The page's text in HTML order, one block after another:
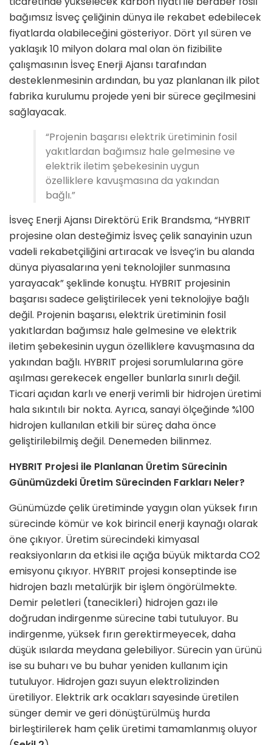
bağımsız İsveç çeliğinin dünya ile rekabet edebilecek
fiyatlarda olabileceğini gösteriyor. Dört yıl süren ve
yaklaşık 10 milyon dolara mal olan ön fizibilite
çalışmasının İsveç Enerji Ajansı tarafından
desteklenmesinin ardından, bu yaz planlanan ilk pilot
fabrika kurulumu projede yeni bir sürece geçilmesini
sağlayacak.
“Projenin başarısı elektrik üretiminin fosil
yakıtlardan bağımsız hale gelmesine ve
elektrik iletim şebekesinin uygun
özelliklere kavuşmasına da yakından
bağlı.”
İsveç Enerji Ajansı Direktörü Erik Brandsma, “HYBRIT
projesine olan desteğimiz İsveç çelik sanayinin uzun
vadeli rekabetçiliğini artıracak ve İsveç’in bu alanda
dünya piyasalarına yeni teknolojiler sunmasına
yarayacak” şeklinde konuştu. HYBRIT projesinin
başarısı sadece geliştirilecek yeni teknolojiye bağlı
değil. Projenin başarısı, elektrik üretiminin fosil
yakıtlardan bağımsız hale gelmesine ve elektrik
iletim şebekesinin uygun özelliklere kavuşmasına da
yakından bağlı. HYBRIT projesi sorumlularına göre
aşılması gerekecek engeller bunlarla sınırlı değil.
Ticari açıdan karlı ve enerji verimli bir hidrojen üretimi
hala sıkıntılı bir nokta. Ayrıca, sanayi ölçeğinde %100
hidrojen kullanılan etkili bir süreç daha önce
geliştirilebilmiş değil. Denemeden bilinmez.
HYBRIT Projesi ile Planlanan Üretim Sürecinin
Günümüzdeki Üretim Sürecinden Farkları Neler?
Günümüzde çelik üretiminde yaygın olan yüksek fırın
sürecinde kömür ve kok birincil enerji kaynağı olarak
öne çıkıyor. Üretim sürecindeki kimyasal
reaksiyonların da etkisi ile açığa büyük miktarda CO2
emisyonu çıkıyor. HYBRIT projesi konseptinde ise
hidrojen bazlı metalürjik bir işlem öngörülmekte.
Demir peletleri (tanecikleri) hidrojen gazı ile
doğrudan indirgenme sürecine tabi tutuluyor. Bu
indirgenme, yüksek fırın gerektirmeyecek, daha
düşük ısılarda meydana gelebiliyor. Sürecin yan ürünü
ise su buharı ve bu buhar yeniden kullanım için
tutuluyor. Hidrojen gazı suyun elektrolizinden
üretiliyor. Elektrik ark ocakları sayesinde üretilen
sünger demir ve geri dönüştürülmüş hurda
birleştirilerek ham çelik üretimi tamamlanmış oluyor